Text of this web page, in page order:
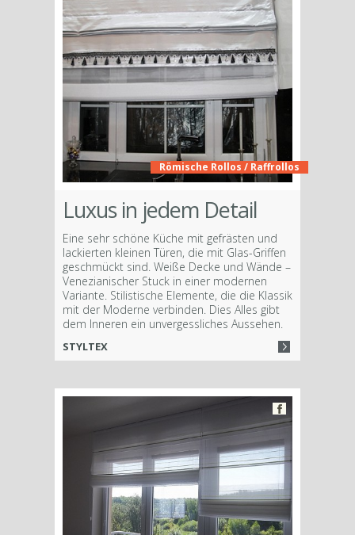
Römische Rollos / Raffrollos
Luxus in jedem Detail
Eine sehr schöne Küche mit gefrästen und
lackierten kleinen Türen, die mit Glas-Griffen
geschmückt sind. Weiße Decke und Wände –
Venezianischer Stuck in einer modernen
Variante. Stilistische Elemente, die die Klassik
mit der Moderne verbinden. Dies Alles gibt
dem Inneren ein unvergessliches Aussehen.
STYLTEX